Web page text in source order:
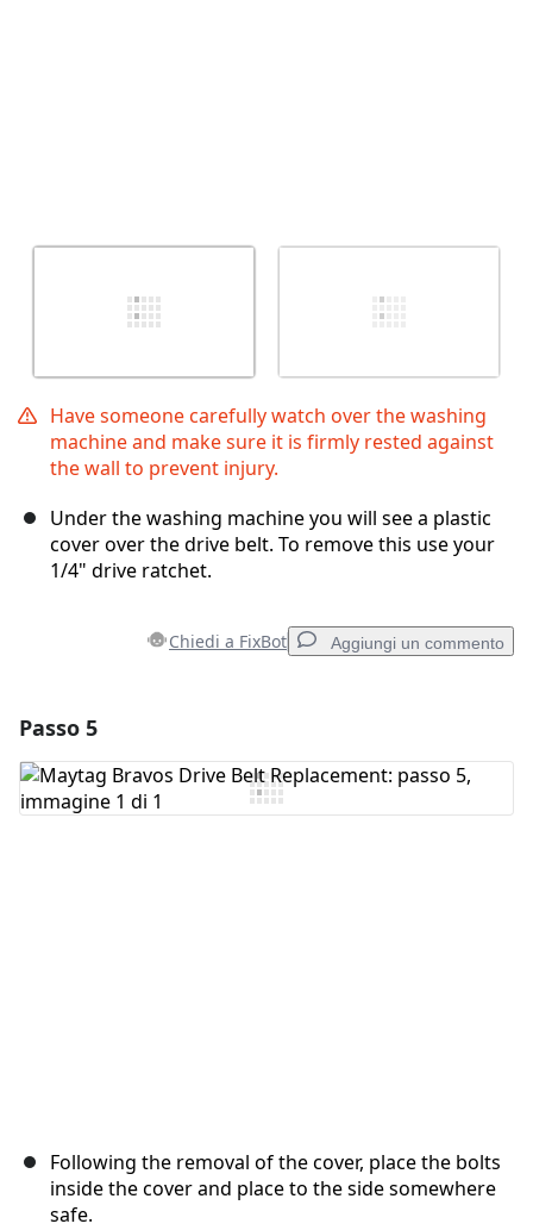
Have someone carefully watch over the washing
machine and make sure it is firmly rested against
the wall to prevent injury.
Under the washing machine you will see a plastic
cover over the drive belt. To remove this use your
1/4" drive ratchet.
Chiedi a FixBot Aggiungi un commento
Aggiungi Commento
Passo 5
Following the removal of the cover, place the bolts
inside the cover and place to the side somewhere
safe.